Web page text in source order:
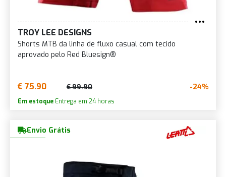
TROY LEE DESIGNS
Shorts MTB da linha de fluxo casual com tecido
aprovado pelo Red Bluesign®
€ 75.90 € 99.90 -24%
Em estoque Entrega em 24 horas
Envio Grátis